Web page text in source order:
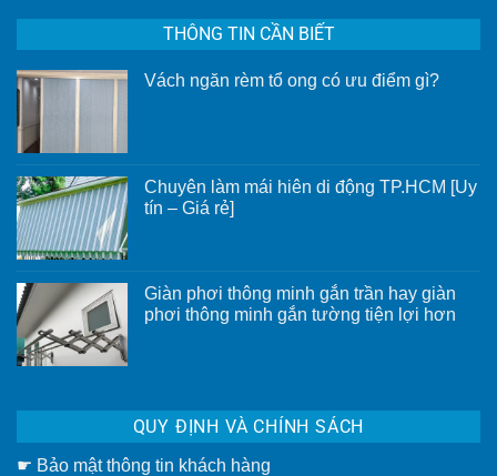
THÔNG TIN CẦN BIẾT
Vách ngăn rèm tổ ong có ưu điểm gì?
ngăn
rèm
tổ
gì?
Chuyên làm mái hiên di động TP.HCM [Uy
tín – Giá rẻ]
ở
Chuyên
làm
tín
–
Giá
rẻ]
Giàn phơi thông minh gắn trần hay giàn
phơi thông minh gắn tường tiện lợi hơn
Giàn
phơi
thông
gắn
QUY ĐỊNH VÀ CHÍNH SÁCH
☛ Bảo mật thông tin khách hàng